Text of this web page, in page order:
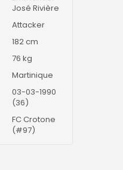
José Rivière
Attacker
182 cm
76 kg
Martinique
03-03-1990
(36)
FC Crotone
(#97)